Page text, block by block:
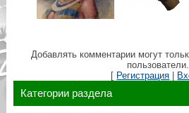
Добавлять комментарии могут
пользователи.
[ Регистрация
Категории раздела